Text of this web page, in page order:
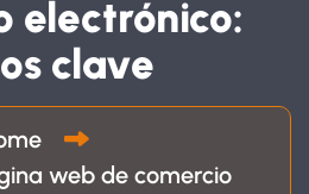
electrónico:
clave
web de comercio